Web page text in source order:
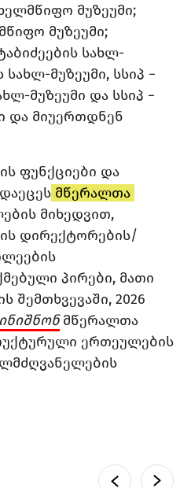
მუზეუმი;
მუზეუმი;
სახლ-
სახლ-მუზეუმი, სსიპ −
მუზეუმი და სსიპ −
და მიუერთდნენ
ფუნქციები და
მწერალთა
მიხედვით,
დირექტორების/
პირები, მათი
შემთხვევაში, 2026
მწერალთა
ერთეულების